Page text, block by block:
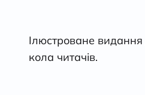
Ілюстроване
кола читачів.